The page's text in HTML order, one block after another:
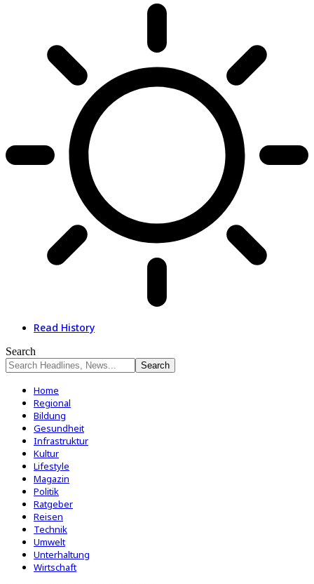
Read History
Search
Home
Regional
Bildung
Gesundheit
Infrastruktur
Kultur
Lifestyle
Magazin
Politik
Ratgeber
Reisen
Technik
Umwelt
Unterhaltung
Wirtschaft